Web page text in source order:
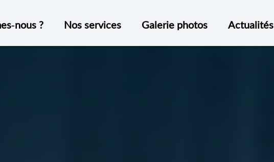
nous ? Nos services Galerie photos Actualités